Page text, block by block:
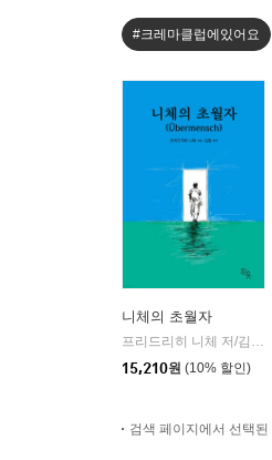
#크레마클럽에있어요
니체의 초월자
프리드리히 니체 저/김철 편역
15,210원 (10% 할인)
검색 페이지에서 선택